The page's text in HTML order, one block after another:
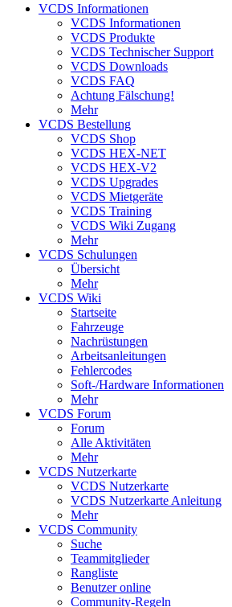
VCDS Informationen
VCDS Informationen
VCDS Produkte
VCDS Technischer Support
VCDS Downloads
VCDS FAQ
Achtung Fälschung!
Mehr
VCDS Bestellung
VCDS Shop
VCDS HEX-NET
VCDS HEX-V2
VCDS Upgrades
VCDS Mietgeräte
VCDS Training
VCDS Wiki Zugang
Mehr
VCDS Schulungen
Übersicht
Mehr
VCDS Wiki
Startseite
Fahrzeuge
Nachrüstungen
Arbeitsanleitungen
Fehlercodes
Soft-/Hardware Informationen
Mehr
VCDS Forum
Forum
Alle Aktivitäten
Mehr
VCDS Nutzerkarte
VCDS Nutzerkarte
VCDS Nutzerkarte Anleitung
Mehr
VCDS Community
Suche
Teammitglieder
Rangliste
Benutzer online
Community-Regeln